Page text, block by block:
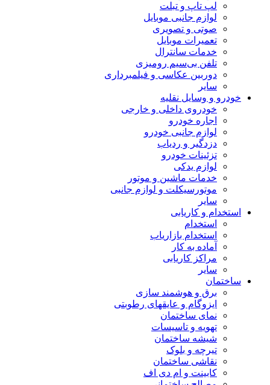
لپ تاپ و تبلت
لوازم جانبی موبایل
صوتی و تصویری
تعمیرات موبایل
خدمات سانترال
تلفن بی‌سیم رومیزی
دوربین عکاسی و فیلمبرداری
سایر
خودرو و وسایل نقلیه
خودروی داخلی و خارجی
اجاره خودرو
لوازم جانبی خودرو
دزدگیر و ردیاب
تزئینات خودرو
لوازم یدکی
خدمات ماشین و موتور
موتورسیکلت و لوازم جانبی
سایر
استخدام و کاریابی
استخدام
استخدام بازاریاب
آماده به کار
مراکز کاریابی
سایر
ساختمان
برق و هوشمند سازی
ایزوگام و عایقهای رطوبتی
نمای ساختمان
تهویه و تاسیسات
شیشه ساختمان
تیرچه و بلوک
نقاشی ساختمان
کابینت و ام دی اف